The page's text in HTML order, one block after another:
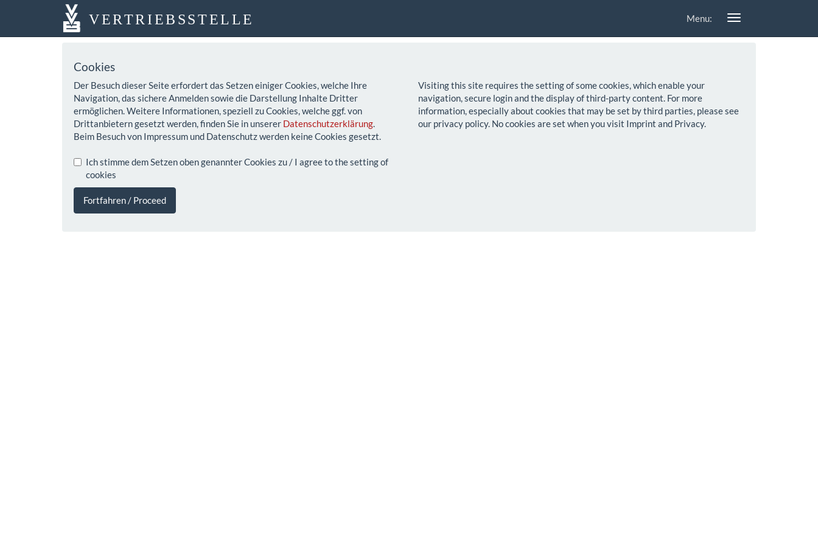
VERTRIEBSSTELLE Menu:
Cookies
Der Besuch dieser Seite erfordert das Setzen einiger Cookies, welche Ihre
Navigation, das sichere Anmelden sowie die Darstellung Inhalte Dritter
ermöglichen. Weitere Informationen, speziell zu Cookies, welche ggf. von
Drittanbietern gesetzt werden, finden Sie in unserer Datenschutzerklärung.
Beim Besuch von Impressum und Datenschutz werden keine Cookies gesetzt.
Ich stimme dem Setzen oben genannter Cookies zu / I agree to the setting of
cookies
Fortfahren / Proceed
Visiting this site requires the setting of some cookies, which enable your
navigation, secure login and the display of third-party content. For more
information, especially about cookies that may be set by third parties, please see
our privacy policy. No cookies are set when you visit Imprint and Privacy.